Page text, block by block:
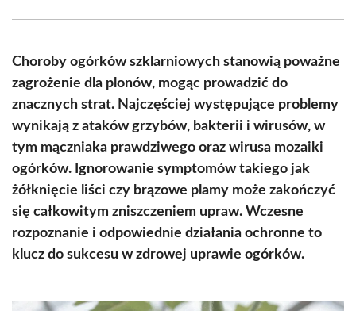
(Twitter)
Choroby ogórków szklarniowych stanowią poważne
zagrożenie dla plonów, mogąc prowadzić do
znacznych strat. Najczęściej występujące problemy
wynikają z ataków grzybów, bakterii i wirusów, w
tym mączniaka prawdziwego oraz wirusa mozaiki
ogórków. Ignorowanie symptomów takiego jak
żółknięcie liści czy brązowe plamy może zakończyć
się całkowitym zniszczeniem upraw. Wczesne
rozpoznanie i odpowiednie działania ochronne to
klucz do sukcesu w zdrowej uprawie ogórków.